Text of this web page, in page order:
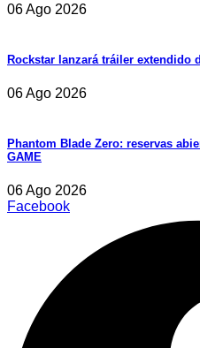
06 Ago 2026
Rockstar lanzará tráiler extendido
06 Ago 2026
Phantom Blade Zero: reservas
GAME
06 Ago 2026
Facebook